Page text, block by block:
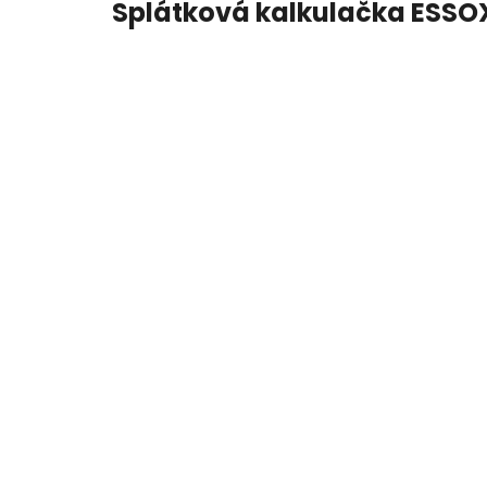
Splátková kalkulačka